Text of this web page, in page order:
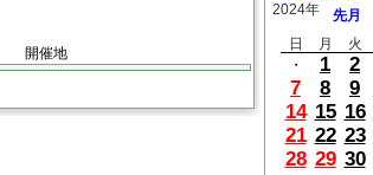
開催地
2024年 先月
日
月 火
・
1 2
7
8 9
14 15 16
21 22 23
28 29 30